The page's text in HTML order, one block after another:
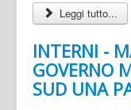
Leggi tutto...
INTERNI -
GOVERNO
SUD UNA